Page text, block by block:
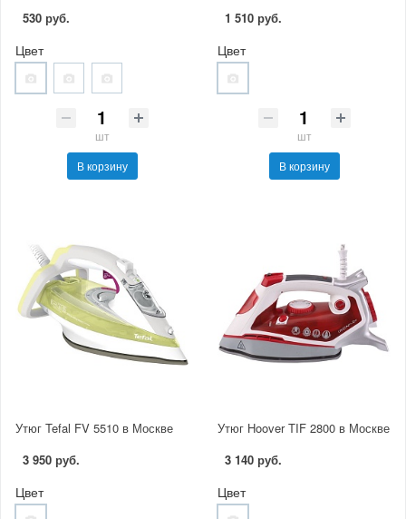
530 руб.
Цвет
шт
В корзину
1 510 руб.
Цвет
шт
В корзину
Утюг Tefal FV 5510 в Москве
3 950 руб.
Цвет
Утюг Hoover TIF 2800 в Москве
3 140 руб.
Цвет